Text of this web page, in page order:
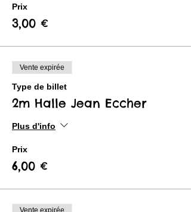
Prix
3,00 €
Vente expirée
Type de billet
2m Halle Jean Eccher
Plus d'info
Prix
6,00 €
Vente expirée